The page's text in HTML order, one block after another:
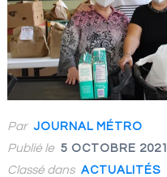
Par JOURNAL MÉTRO
Publié le 5 OCTOBRE 2021
Classé dans ACTUALITÉS